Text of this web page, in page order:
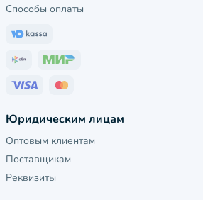
Способы оплаты
Юридическим лицам
Оптовым клиентам
Поставщикам
Реквизиты